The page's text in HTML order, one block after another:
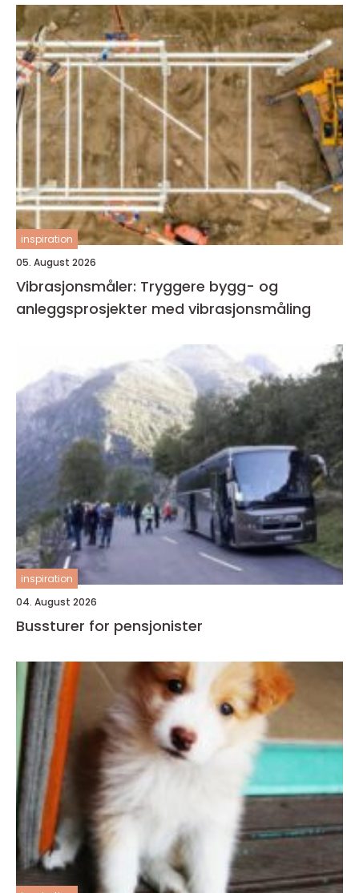
inspiration
05. August 2026
Vibrasjonsmåler: Tryggere bygg- og
anleggsprosjekter med vibrasjonsmåling
inspiration
04. August 2026
Bussturer for pensjonister